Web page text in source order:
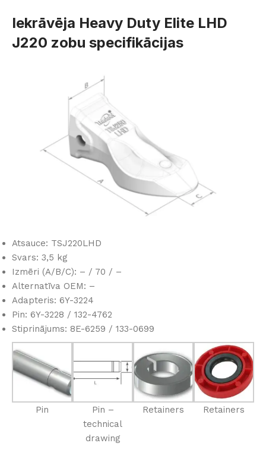
Iekrāvēja Heavy Duty Elite LHD
J220 zobu specifikācijas
Atsauce: TSJ220LHD
Svars: 3,5 kg
Izmēri (A/B/C): – / 70 / –
Alternatīva OEM: –
Adapteris: 6Y-3224
Pin: 6Y-3228 / 132-4762
Stiprinājums: 8E-6259 / 133-0699
Pin
Pin –
technical
drawing
Retainers Retainers